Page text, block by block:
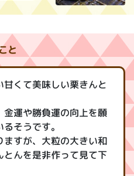
と
くて美味しい栗きんと
運や勝負運の向上を願
そうです。
すが、大粒の大きい和
んを是非作って見て下